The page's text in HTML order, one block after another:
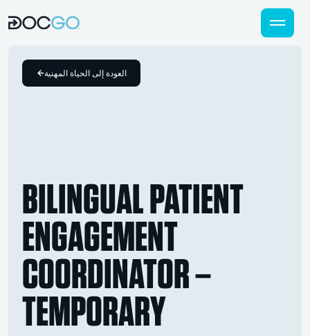
العودة إلى الحياة المهنية
BILINGUAL PATIENT
ENGAGEMENT
COORDINATOR –
TEMPORARY